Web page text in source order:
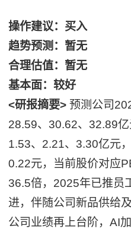
操作建议：买入
趋势预测：暂无
合理估值：暂无
基本面：较好
<研报摘要> 预测公司
28.59、30.62、32.89
1.53、2.21、3.30亿元
0.22元，当前股价对应
36.5倍，2025年已推员
进，伴随公司新品供给
公司业绩再上台阶，AI